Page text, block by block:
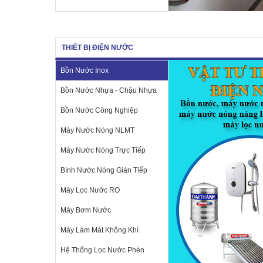
THIẾT BỊ ĐIỆN NƯỚC
Bồn Nước Inox
Bồn Nước Nhựa - Chậu Nhựa
Bồn Nước Công Nghiệp
Máy Nước Nóng NLMT
Máy Nước Nóng Trực Tiếp
Bình Nước Nóng Gián Tiếp
Máy Lọc Nước RO
Máy Bơm Nước
Máy Làm Mát Không Khí
Hệ Thống Lọc Nước Phèn